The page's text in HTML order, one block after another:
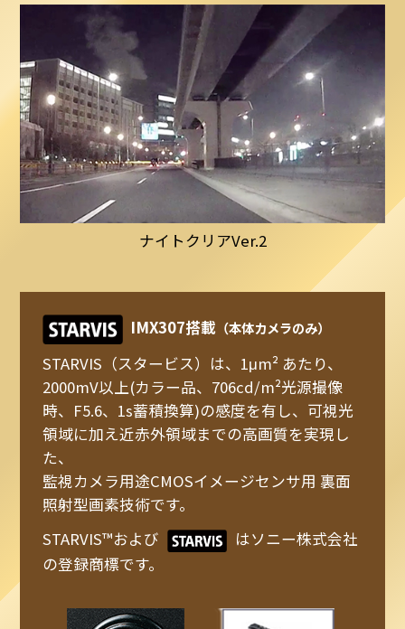
ナイトクリアVer.2
IMX307搭載 （本体カメラのみ）
STARVIS（スタービス）は、1μm² あたり、
2000mV以上(カラー品、706cd/m²光源撮像
時、F5.6、1s蓄積換算)の感度を有し、可視光
領域に加え近赤外領域までの高画質を実現し
た、
監視カメラ用途CMOSイメージセンサ用 裏面
照射型画素技術です。
STARVIS™および
はソニー株式会社
の登録商標です。